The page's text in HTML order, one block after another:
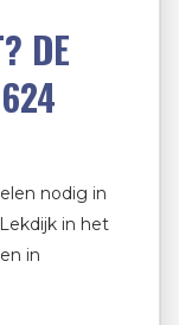
DE
nodig in
in het
in